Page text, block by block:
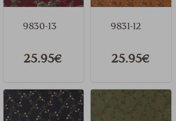
9830-13
25.95€
9831-12
25.95€